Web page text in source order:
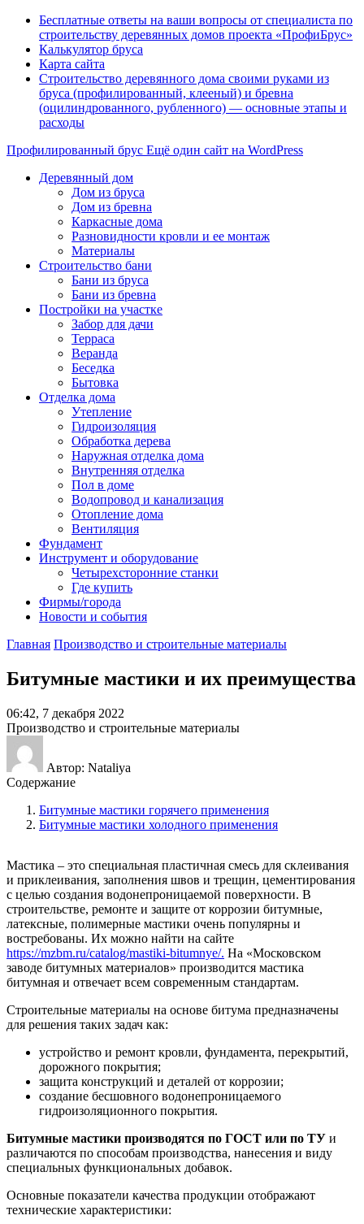
Бесплатные ответы на ваши вопросы от специалиста по
строительству деревянных домов проекта «ПрофиБрус»
Калькулятор бруса
Карта сайта
Строительство деревянного дома своими руками из
бруса (профилированный, клееный) и бревна
(оцилиндрованного, рубленного) — основные этапы и
расходы
Профилированный брус Ещё один сайт на WordPress
Деревянный дом
Дом из бруса
Дом из бревна
Каркасные дома
Разновидности кровли и ее монтаж
Материалы
Строительство бани
Бани из бруса
Бани из бревна
Постройки на участке
Забор для дачи
Терраса
Веранда
Беседка
Бытовка
Отделка дома
Утепление
Гидроизоляция
Обработка дерева
Наружная отделка дома
Внутренняя отделка
Пол в доме
Водопровод и канализация
Отопление дома
Вентиляция
Фундамент
Инструмент и оборудование
Четырехсторонние станки
Где купить
Фирмы/города
Новости и события
Главная Производство и строительные материалы
Битумные мастики и их преимущества
06:42, 7 декабря 2022
Производство и строительные материалы
Автор: Nataliya
Содержание
Битумные мастики горячего применения
Битумные мастики холодного применения
Мастика – это специальная пластичная смесь для склеивания
и приклеивания, заполнения швов и трещин, цементирования
с целью создания водонепроницаемой поверхности. В
строительстве, ремонте и защите от коррозии битумные,
латексные, полимерные мастики очень популярны и
востребованы. Их можно найти на сайте
https://mzbm.ru/catalog/mastiki-bitumnye/. На «Московском
заводе битумных материалов» производится мастика
битумная и отвечает всем современным стандартам.
Строительные материалы на основе битума предназначены
для решения таких задач как:
устройство и ремонт кровли, фундамента, перекрытий,
дорожного покрытия;
защита конструкций и деталей от коррозии;
создание бесшовного водонепроницаемого
гидроизоляционного покрытия.
Битумные мастики производятся по ГОСТ или по ТУ и
различаются по способам производства, нанесения и виду
специальных функциональных добавок.
Основные показатели качества продукции отображают
технические характеристики: